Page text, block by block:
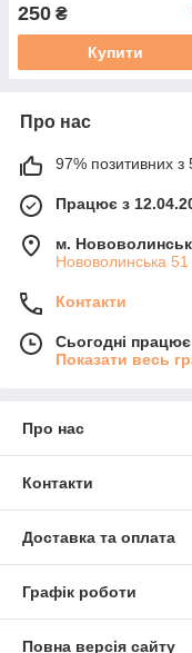
250 ₴
Купити
Про нас
97% позитивних з
Працює з
м. Нововолинськ
Нововолинська
Контакти
Сьогодні
Показати весь
Про нас
Контакти
Доставка та оплата
Графік роботи
Повна версія сайту